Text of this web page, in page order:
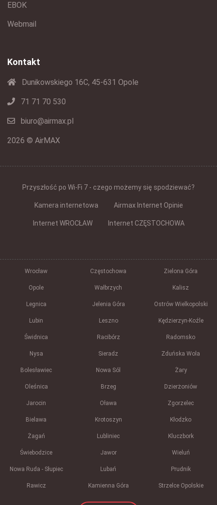
EBOK
Webmail
Kontakt
Dunikowskiego 16C, 45-631 Opole
71 71 70 530
biuro@airmax.pl
2026 © AirMAX
Przyszłość po Wi-Fi 7 - czego możemy się spodziewać?
Kamera internetowa Airmax Internet Opinie
Internet WROCŁAW Internet CZĘSTOCHOWA
Wrocław Częstochowa Zielona Góra
Opole Wałbrzych Kalisz
Legnica Jelenia Góra Ostrów Wielkopolski
Lubin Leszno Kędzierzyn-Koźle
Świdnica Racibórz Radomsko
Nysa Sieradz Zduńska Wola
Bolesławiec Nowa Sól Żary
Oleśnica Brzeg Dzierżoniów
Jarocin Oława Zgorzelec
Bielawa Krotoszyn Kłodzko
Żagań Lubliniec Kluczbork
Świebodzice Jawor Wieluń
Nowa Ruda - Słupiec Lubań Prudnik
Rawicz Kamienna Góra Strzelce Opolskie